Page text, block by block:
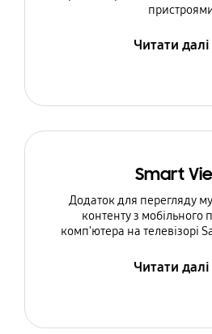
Читати далі
Smart
Додаток для перегляду
контенту з мобільного
комп'ютера на телевізорі
Читати далі